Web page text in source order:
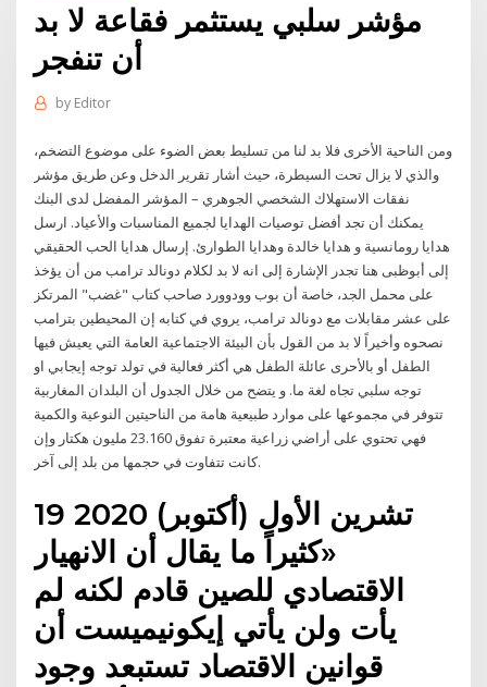
مؤشر سلبي يستثمر فقاعة لا بد
أن تنفجر
by Editor
ومن الناحية الأخرى فلا بد لنا من تسليط بعض الضوء على موضوع التضخم،
والذي لا يزال تحت السيطرة، حيث أشار تقرير الدخل وعن طريق مؤشر
نفقات الاستهلاك الشخصي الجوهري – المؤشر المفضل لدى البنك
يمكنك أن تجد أفضل توصيات الهدايا لجميع المناسبات والأعياد. ارسل
هدايا رومانسية و هدايا خالدة وهدايا الطوارئ. إرسال هدايا الحب الحقيقي
إلى أبوظبى هنا تجدر الإشارة إلى انه لا بد لكلام دونالد ترامب من أن يؤخذ
على محمل الجد، خاصة أن بوب وودوورد صاحب كتاب "غضب" المرتكز
على عشر مقابلات مع دونالد ترامب، يروي في كتابه إن المحيطين بترامب
نصحوه وأخيراً لا بد من القول بأن البيئة الاجتماعية العامة التي يعيش فيها
الطفل أو بالأحرى عائلة الطفل هي أكثر فعالية في تولد توجه إيجابي او
توجه سلبي تجاه لغة ما. و يتضح من خلال الجدول أن البلدان المغاربية
تتوفر في مجموعها على موارد طبيعية هامة من الناحيتين النوعية والكمية
فهي تحتوي على أراضي زراعية معتبرة تفوق 23.160 مليون هكتار وإن
كانت تتفاوت في حجمها من بلد إلى آخر.
19 تشرين الأول (أكتوبر) 2020
«كثيراً ما يقال أن الانهيار
الاقتصادي للصين قادم لكنه لم
يأت ولن يأتي إيكونيميست أن
قوانين الاقتصاد تستبعد وجود